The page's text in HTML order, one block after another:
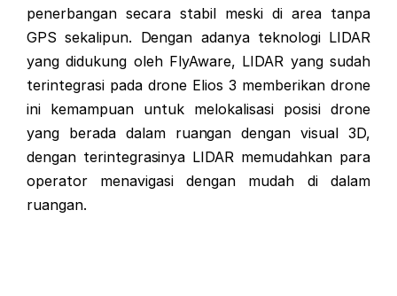
penerbangan secara stabil meski di area tanpa
GPS sekalipun. Dengan adanya teknologi LIDAR
yang didukung oleh FlyAware, LIDAR yang sudah
terintegrasi pada drone Elios 3 memberikan drone
ini kemampuan untuk melokalisasi posisi drone
yang berada dalam ruangan dengan visual 3D,
dengan terintegrasinya LIDAR memudahkan para
operator menavigasi dengan mudah di dalam
ruangan.